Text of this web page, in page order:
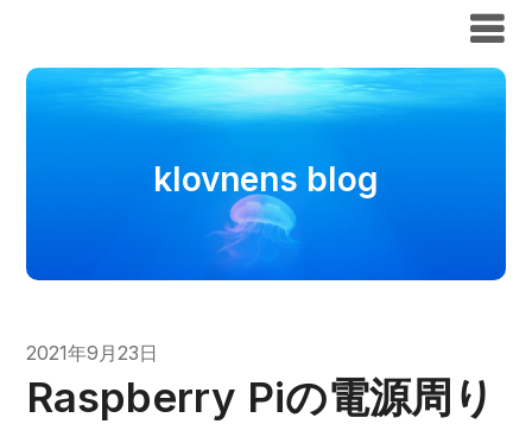
klovnens blog
2021年9月23日
Raspberry Piの電源周り